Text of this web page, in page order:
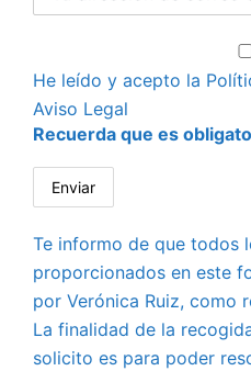
He leído y acepto la
Aviso Legal
Recuerda que es
Te informo de que todos
proporcionados en este
por Verónica Ruiz, como
La finalidad de la
solicito es para poder